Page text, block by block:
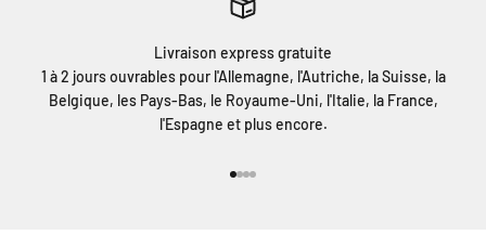
Livraison express gratuite
1 à 2 jours ouvrables pour l'Allemagne, l'Autriche, la Suisse, la
Belgique, les Pays-Bas, le Royaume-Uni, l'Italie, la France,
l'Espagne et plus encore.